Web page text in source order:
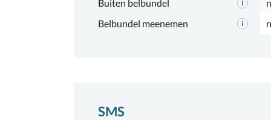
Buiten belbundel
Belbundel meenemen
SMS